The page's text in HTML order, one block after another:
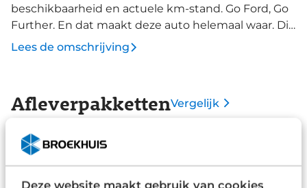
Deze website maakt gebruik van cookies
beschikbaarheid en actuele km-stand. Go Ford, Go
Further. En dat maakt deze auto helemaal waar. Dit
is een nieuwe auto, hij is nu direct leverbaar. Met
comfortabeler dankzij de fraaie sportstoelen. Bij de
ook 17 inch lichtmetalen velgen, sportonderstel,
LED-dagrijverlichting, elektrisch inklapbare
Lees de omschrijving
AfleverpakkettenVergelijk
Basis
Inbegrepen €